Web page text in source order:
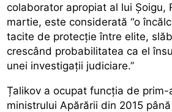
colaborator apropiat al lui Șoigu,
martie, este considerată “o
tacite de protecție între elite,
crescând probabilitatea ca el
unei investigații judiciare.”
Țalikov a ocupat funcția de prim-
ministrului Apărării din 2015